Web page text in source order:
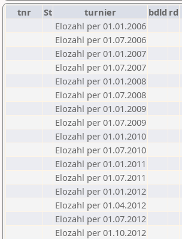
tnr St turnier bdld rd
Elozahl per 01.01.2006
Elozahl per 01.07.2006
Elozahl per 01.01.2007
Elozahl per 01.07.2007
Elozahl per 01.01.2008
Elozahl per 01.07.2008
Elozahl per 01.01.2009
Elozahl per 01.07.2009
Elozahl per 01.01.2010
Elozahl per 01.07.2010
Elozahl per 01.01.2011
Elozahl per 01.07.2011
Elozahl per 01.01.2012
Elozahl per 01.04.2012
Elozahl per 01.07.2012
Elozahl per 01.10.2012